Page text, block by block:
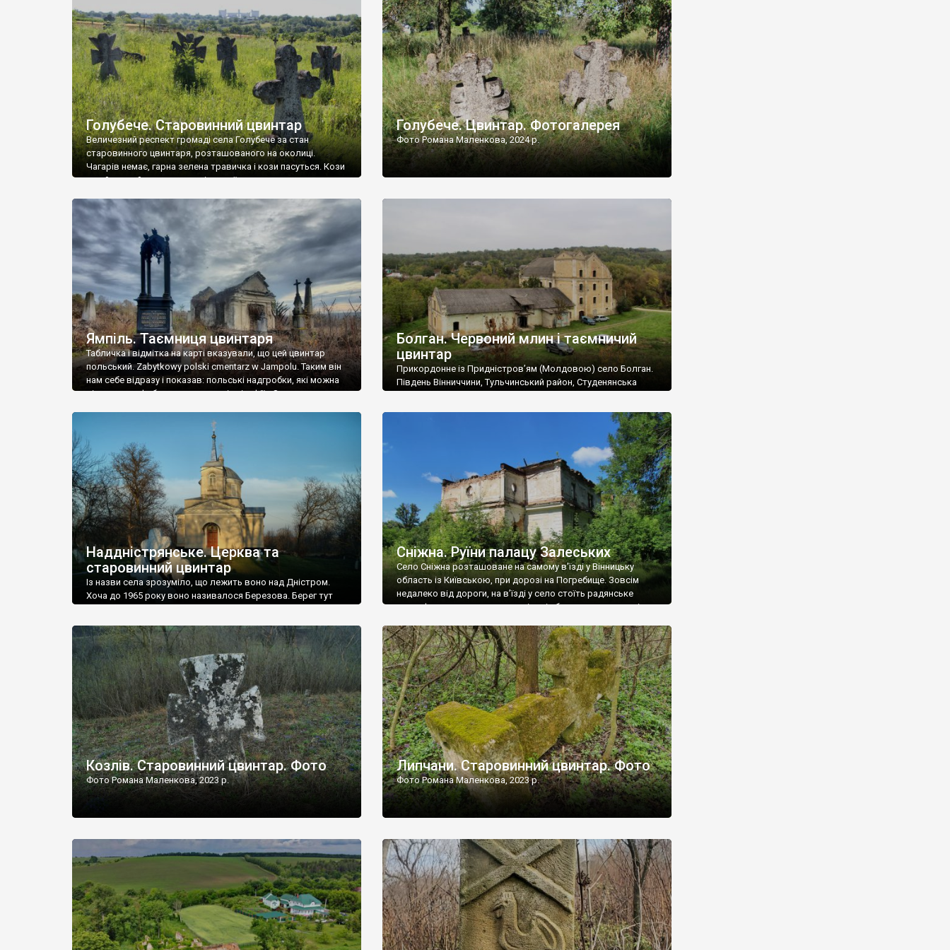
[…]
Голубече. Старовинний цвинтар
Величезний респект громаді села Голубече за стан
старовинного цвинтаря, розташованого на околиці.
Чагарів немає, гарна зелена травичка і кози пасуться. Кози
– найкращий регулятор шкідливої, для старих кладовищ,
бруньками, кози ті бруньки обгризають, бо то улюблений
делікатес. На цвинтарі у Голубечому ціла колекція
різноманітних форм хрестів. Село відносно невелике, […]
Голубече. Цвинтар. Фотогалерея
Фото Романа Маленкова, 2024 р.
Ямпіль. Таємниця цвинтаря
Табличка і відмітка на карті вказували, що цей цвинтар
польський. Zabytkowy polski cmentarz w Jampolu. Таким він
нам себе відразу і показав: польські надгробки, які можна
віднести до фабричних, польські епітафії… Загалом цвинтар
виявилося більше семи гектарів. Перше враження про
абсолютну звичайність польського цвинтаря виявилося
оманливим – […]
Болган. Червоний млин і таємничий
цвинтар
Прикордонне із Придністров’ям (Молдовою) село Болган.
Південь Вінниччини, Тульчинський район, Студенянська
старовинний цвинтар із кам’яними хрестами. Всі епітафії, які
збереглися, написані кирилицею, церковнослов’янською
мовою. За всіма традиційними ознаками – цвинтар
український. Хрести датуються 19 століттям. У 1924-1940
роках Болган […]
Наддністрянське. Церква та
старовинний цвинтар
Із назви села зрозуміло, що лежить воно над Дністром.
Хоча до 1965 року воно називалося Березова. Берег тут
Наддністрянське відрізняється від більшості навколишніх
сіл. У селі є мурована Михайлівська церква. Точної дати […]
Сніжна. Руїни палацу Залеських
Село Сніжна розташоване на самому в’їзді у Вінницьку
область із Київською, при дорозі на Погребище. Зовсім
недалеко від дороги, на в’їзді у село стоїть радянське
рельєфне пано, яке показує жінку і яблуню, а трохи далі,
дороги їх не видно, але видно дві стареньких колії у траві –
[…]
Козлів. Старовинний цвинтар. Фото
Фото Романа Маленкова, 2023 р.
Липчани. Старовинний цвинтар. Фото
Фото Романа Маленкова, 2023 р.